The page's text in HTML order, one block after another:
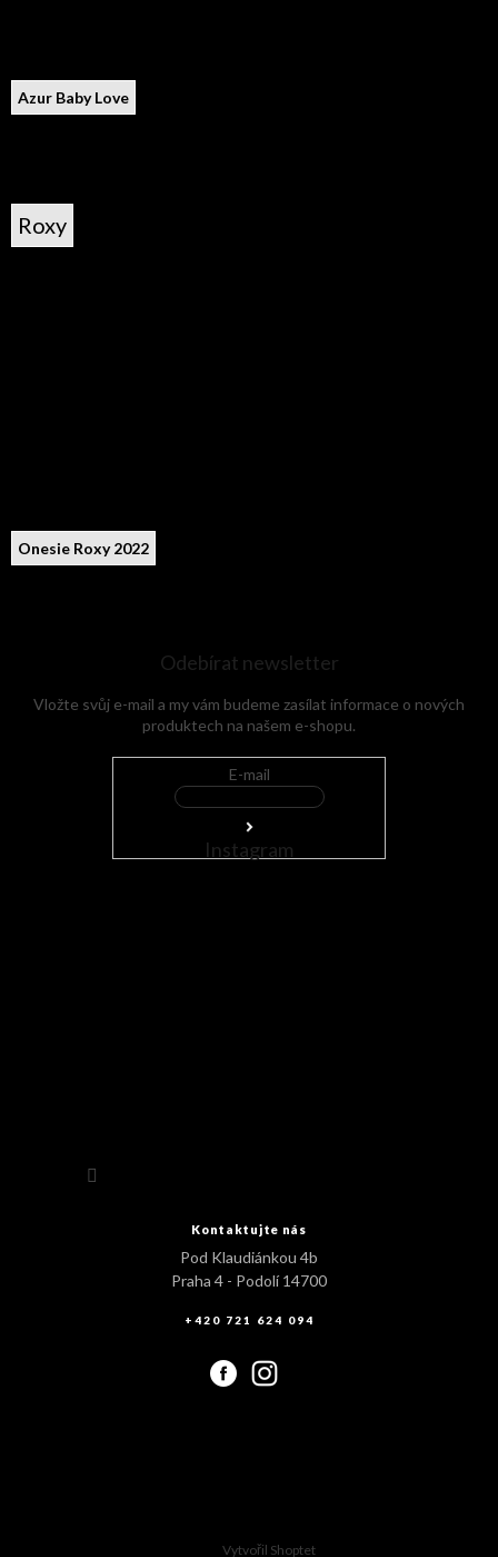
Azur Baby Love
Roxy
Onesie Roxy 2022
Odebírat newsletter
Vložte svůj e-mail a my vám budeme zasílat informace o nových
produktech na našem e-shopu.
E-mail
Instagram
Kontaktujte nás
Pod Klaudiánkou 4b
Praha 4 - Podolí 14700
+420 721 624 094
Vytvořil Shoptet